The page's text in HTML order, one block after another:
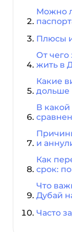
Можно
Плюсы
От чего
жить в
Какие
дольше
В какой
и
Как
срок:
Что
Дубай
Часто